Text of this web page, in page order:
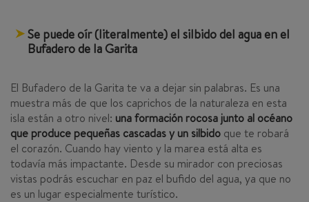
Se puede oír (literalmente) el silbido del agua en el
Bufadero de la Garita
El Bufadero de la Garita te va a dejar sin palabras. Es una
muestra más de que los caprichos de la naturaleza en esta
isla están a otro nivel: una formación rocosa junto al océano
que produce pequeñas cascadas y un silbido que te robará
el corazón. Cuando hay viento y la marea está alta es
todavía más impactante. Desde su mirador con preciosas
vistas podrás escuchar en paz el bufido del agua, ya que no
es un lugar especialmente turístico.